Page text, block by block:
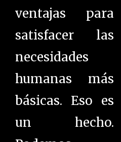
ventajas para
satisfacer las
necesidades
humanas más
básicas. Eso es
un hecho.